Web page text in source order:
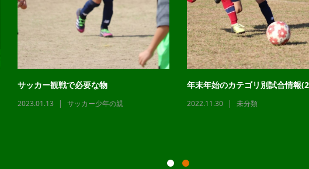
サッカー観戦で必要な物
2023.01.13 サッカー少年の親
年末年始のカテゴリ別試合情報
2022.11.30 未分類